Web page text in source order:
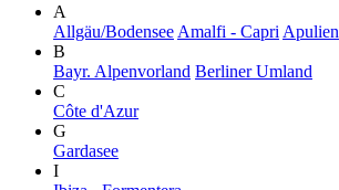
A
Allgäu/Bodensee Amalfi - Capri Apulien
B
Bayr. Alpenvorland Berliner Umland
C
Côte d'Azur
G
Gardasee
I